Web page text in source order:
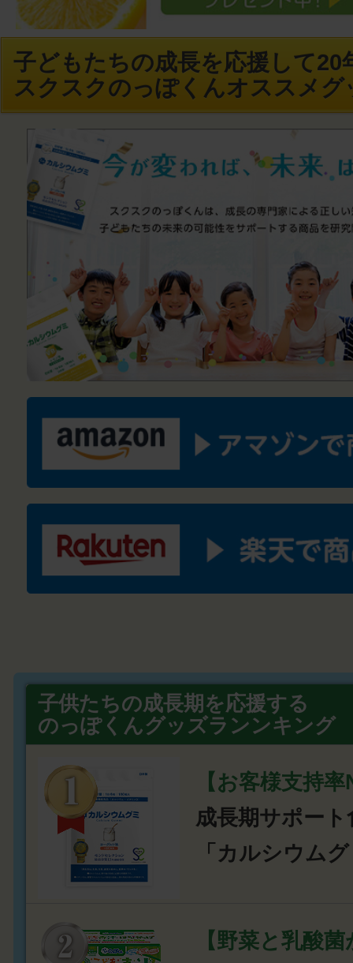
子どもたちの成長を応援して20
スクスクのっぽくんオススメグ
子供たちの成長期を応援する
のっぽくんグッズランンキング
【お客様支持
成長期サポート
「カルシウム
【野菜と乳酸